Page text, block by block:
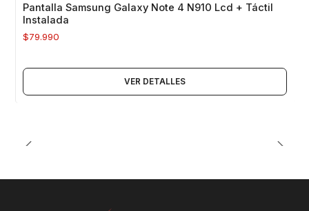
Pantalla Samsung Galaxy Note 4 N910 Lcd + Táctil
Instalada
$79.990
VER DETALLES